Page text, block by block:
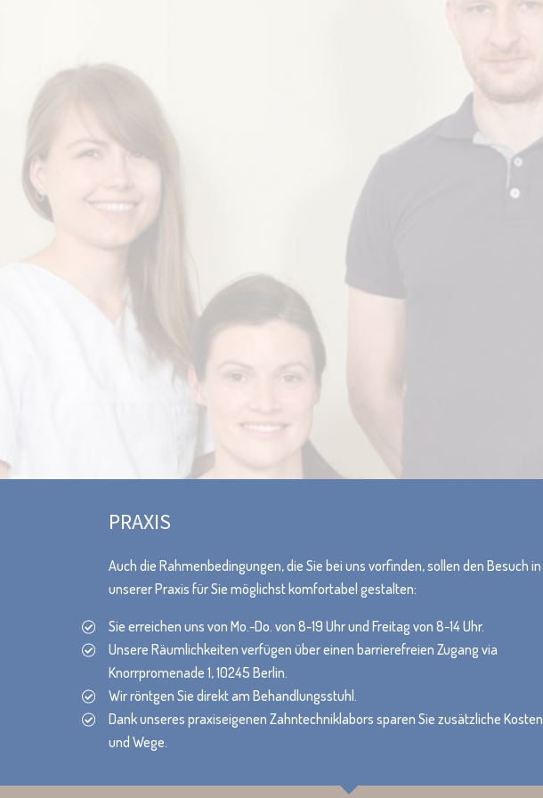
PRAXIS
Auch die Rahmenbedingungen, die Sie bei uns vorfinden, sollen den Besuch in
unserer Praxis für Sie möglichst komfortabel gestalten:
Sie erreichen uns von Mo.-Do. von 8-19 Uhr und Freitag von 8-14 Uhr.
Unsere Räumlichkeiten verfügen über einen barrierefreien Zugang via
Knorrpromenade 1, 10245 Berlin.
Wir röntgen Sie direkt am Behandlungsstuhl.
Dank unseres praxiseigenen Zahntechniklabors sparen Sie zusätzliche Kosten
und Wege.